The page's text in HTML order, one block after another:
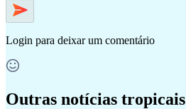
Login para deixar um comentário
Outras notícias tropicais